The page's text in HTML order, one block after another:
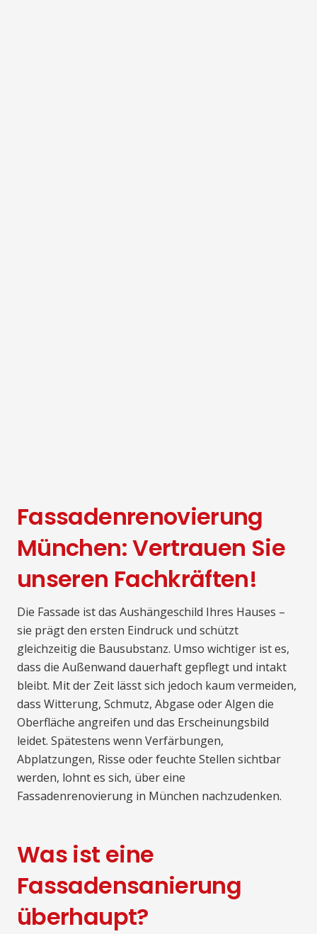
Fassadenrenovierung
München: Vertrauen Sie
unseren Fachkräften!
Die Fassade ist das Aushängeschild Ihres Hauses –
sie prägt den ersten Eindruck und schützt
gleichzeitig die Bausubstanz. Umso wichtiger ist es,
dass die Außenwand dauerhaft gepflegt und intakt
bleibt. Mit der Zeit lässt sich jedoch kaum vermeiden,
dass Witterung, Schmutz, Abgase oder Algen die
Oberfläche angreifen und das Erscheinungsbild
leidet. Spätestens wenn Verfärbungen,
Abplatzungen, Risse oder feuchte Stellen sichtbar
werden, lohnt es sich, über eine
Fassadenrenovierung in München nachzudenken.
Was ist eine
Fassadensanierung
überhaupt?